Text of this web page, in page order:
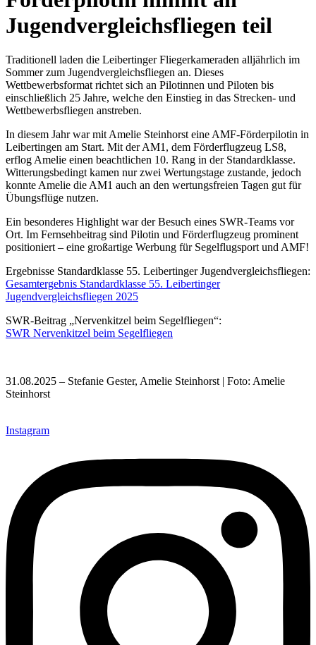
Jugendvergleichsfliegen teil
Traditionell laden die Leibertinger Fliegerkameraden alljährlich im
Sommer zum Jugendvergleichsfliegen an. Dieses
Wettbewerbsformat richtet sich an Pilotinnen und Piloten bis
einschließlich 25 Jahre, welche den Einstieg in das Strecken- und
Wettbewerbsfliegen anstreben.
In diesem Jahr war mit Amelie Steinhorst eine AMF-Förderpilotin in
Leibertingen am Start. Mit der AM1, dem Förderflugzeug LS8,
erflog Amelie einen beachtlichen 10. Rang in der Standardklasse.
Witterungsbedingt kamen nur zwei Wertungstage zustande, jedoch
konnte Amelie die AM1 auch an den wertungsfreien Tagen gut für
Übungsflüge nutzen.
Ein besonderes Highlight war der Besuch eines SWR-Teams vor
Ort. Im Fernsehbeitrag sind Pilotin und Förderflugzeug prominent
positioniert – eine großartige Werbung für Segelflugsport und AMF!
Ergebnisse Standardklasse 55. Leibertinger Jugendvergleichsfliegen:
Gesamtergebnis Standardklasse 55. Leibertinger
Jugendvergleichsfliegen 2025
SWR-Beitrag „Nervenkitzel beim Segelfliegen“:
SWR Nervenkitzel beim Segelfliegen
31.08.2025 – Stefanie Gester, Amelie Steinhorst | Foto: Amelie
Steinhorst
Instagram